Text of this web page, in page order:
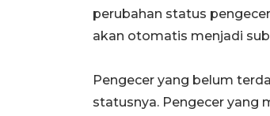
perubahan status
akan otomatis menjadi
Pengecer yang belum
statusnya. Pengecer yang